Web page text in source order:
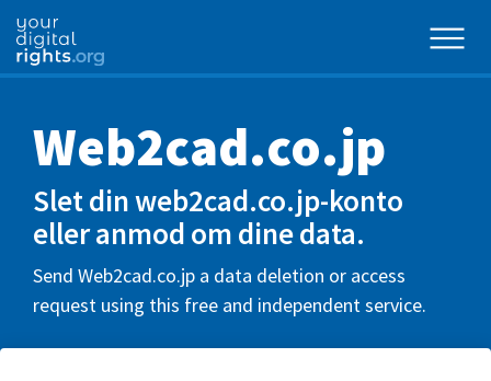
Web2cad.co.jp
Slet din web2cad.co.jp-konto
eller anmod om dine data.
Send Web2cad.co.jp a data deletion or access
request using this free and independent service.